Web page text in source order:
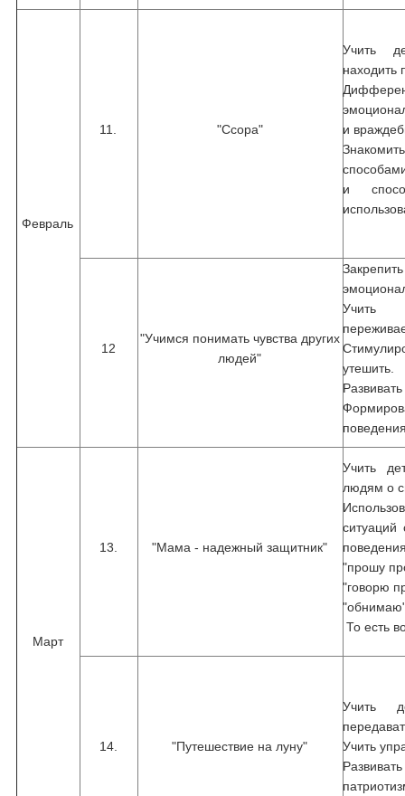
Февраль
11. "Ссора"
Учить
находить
и
и
12
"Учимся понимать чувства других
людей"
Учить
утешить.
Март
13. "Мама - надежный защитник"
Учить
людям о
"прошу
"говорю
То есть
14. "Путешествие на луну"
Учить
Учить